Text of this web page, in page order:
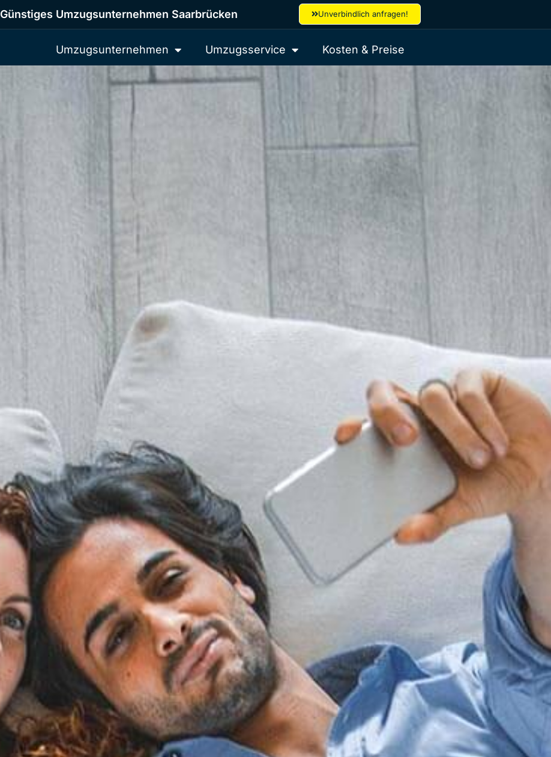
Günstiges Umzugsunternehmen Saarbrücken Unverbindlich anfragen!
Umzugsunternehmen Umzugsservice Kosten & Preise